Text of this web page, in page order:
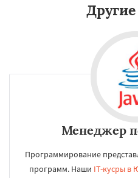
Менеджер
Программирование
программ. Наши IT-кусры в